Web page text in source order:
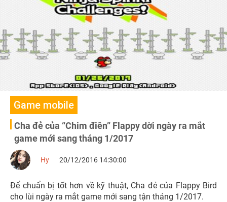
Game mobile
Cha đẻ của “Chim điên” Flappy dời ngày ra mắt
game mới sang tháng 1/2017
Hy 20/12/2016 14:30:00
Để chuẩn bị tốt hơn về kỹ thuật, Cha đẻ của Flappy Bird
cho lùi ngày ra mắt game mới sang tận tháng 1/2017.